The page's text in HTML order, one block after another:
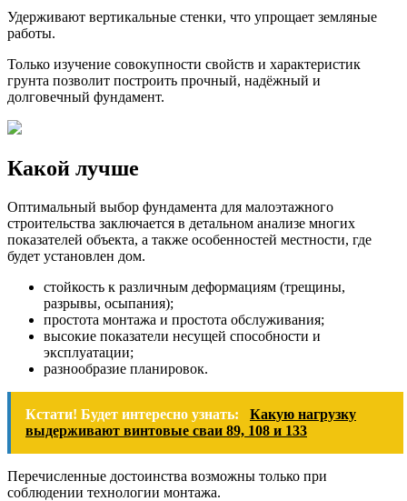
Удерживают вертикальные стенки, что упрощает земляные
работы.
Только изучение совокупности свойств и характеристик
грунта позволит построить прочный, надёжный и
долговечный фундамент.
Какой лучше
Оптимальный выбор фундамента для малоэтажного
строительства заключается в детальном анализе многих
показателей объекта, а также особенностей местности, где
будет установлен дом.
стойкость к различным деформациям (трещины,
разрывы, осыпания);
простота монтажа и простота обслуживания;
высокие показатели несущей способности и
эксплуатации;
разнообразие планировок.
Кстати! Будет интересно узнать:
Какую нагрузку
выдерживают винтовые сваи 89, 108 и 133
Перечисленные достоинства возможны только при
соблюдении технологии монтажа.